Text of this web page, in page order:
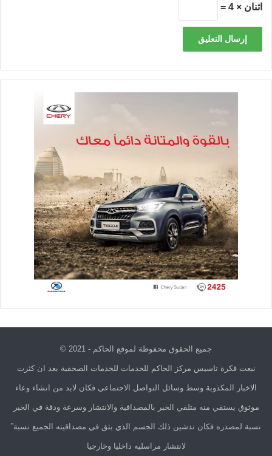
اثنان × 4 =
جميع الحقوق محفوظة لموقع الحاكم - 2021 ©
نبعت فكرة تاسيس مركز الحاكم للخدمات للخدمات الصحفية بعد ان كثرت
الاخبار المكذوبة وسط وسائل التواصل الاجتماعي فكان لابد من انشاء وعاء
موثوق يستقي منه متلقي الخبر بالمصداقية والانتشار وسرعة ودقة في الخبر
نسبة لمصدره فكان تدشين ذلك الجسم الذي يثق في مصداقيته الجميع نسبة”
لانتشار مراسليه داخليا وخارجيا